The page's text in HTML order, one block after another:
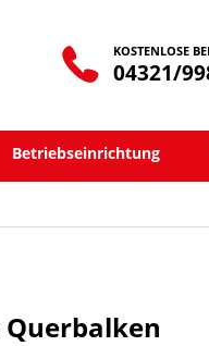
KOSTENLOSE
04321/
Betriebseinrichtung
Querbalken